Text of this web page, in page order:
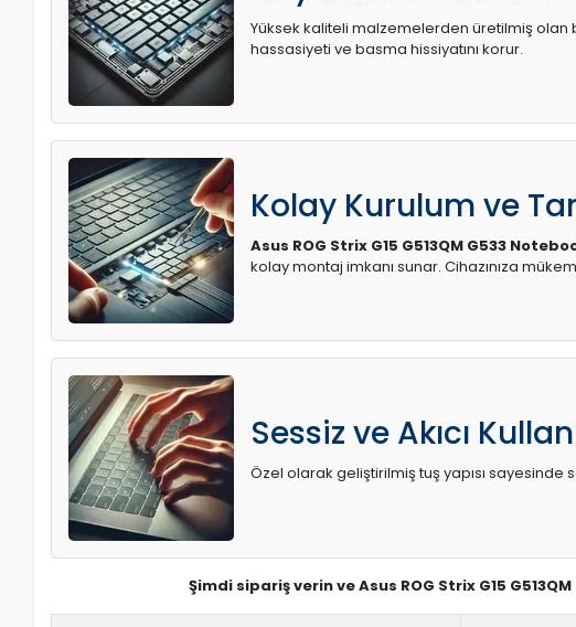
Yüksek kaliteli malzemelerden üretilmiş olan
hassasiyeti ve basma hissiyatını korur.
Kolay Kurulum ve
Asus ROG Strix G15 G513QM G533
kolay montaj imkanı sunar. Cihazınıza
Sessiz ve Akıcı
Özel olarak geliştirilmiş tuş yapısı sayesinde
Şimdi sipariş verin ve Asus ROG Strix G15